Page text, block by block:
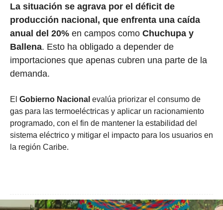
La situación se agrava por el déficit de
producción nacional, que enfrenta una caída
anual del 20% en campos como Chuchupa y
Ballena. Esto ha obligado a depender de
importaciones que apenas cubren una parte de la
demanda.
El Gobierno Nacional evalúa priorizar el consumo de
gas para las termoeléctricas y aplicar un racionamiento
programado, con el fin de mantener la estabilidad del
sistema eléctrico y mitigar el impacto para los usuarios en
la región Caribe.